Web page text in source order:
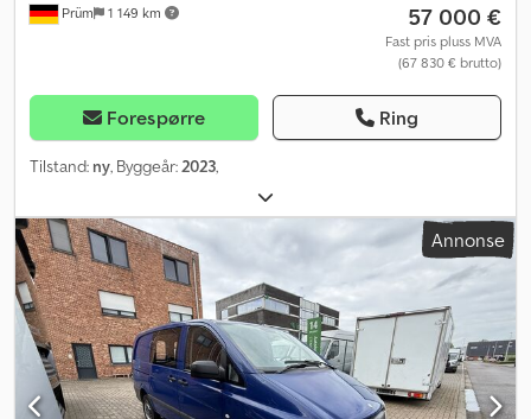
Prüm 1 149 km 57 000 €
Fast pris pluss MVA
(67 830 € brutto)
Forespørre Ring
Tilstand: ny, Byggeår:2023,
Annonse